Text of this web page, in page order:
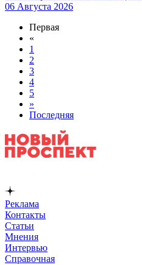
06 Августа 2026
Первая
«
1
2
3
4
5
»
Последняя
Реклама
Контакты
Статьи
Мнения
Интервью
Справочная